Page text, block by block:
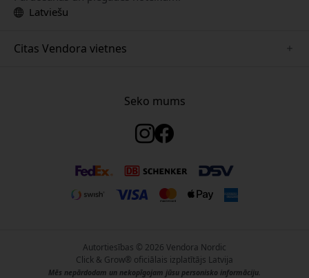
Latviešu
Citas Vendora vietnes
www.plaud.se
Seko mums
Autortiesības © 2026 Vendora Nordic
Click & Grow® oficiālais izplatītājs Latvija
Mēs nepārdodam un nekopīgojam jūsu personisko informāciju.